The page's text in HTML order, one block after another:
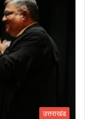
उत्तराखंड